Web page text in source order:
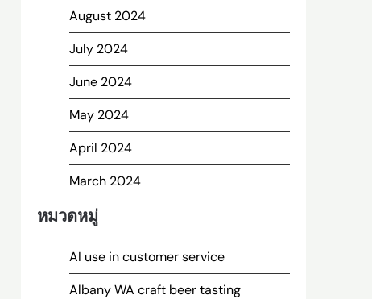
August 2024
July 2024
June 2024
May 2024
April 2024
March 2024
หมวดหมู่
AI use in customer service
Albany WA craft beer tasting